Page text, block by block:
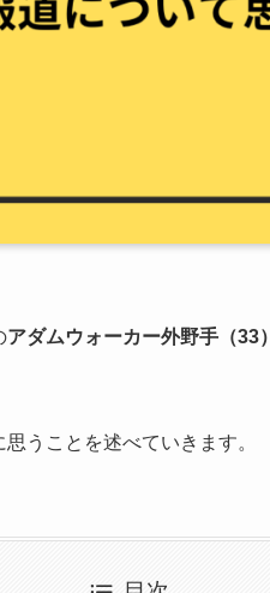
アダムウォーカー外野手 （33）
うことを述べていきます。